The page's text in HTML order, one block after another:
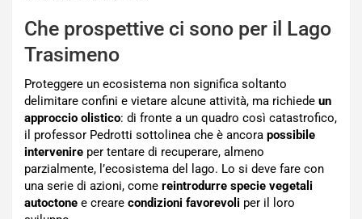
Che prospettive ci sono per il Lago
Trasimeno
Proteggere un ecosistema non significa soltanto
delimitare confini e vietare alcune attività, ma richiede un
approccio olistico: di fronte a un quadro così catastrofico,
il professor Pedrotti sottolinea che è ancora possibile
intervenire per tentare di recuperare, almeno
parzialmente, l’ecosistema del lago. Lo si deve fare con
una serie di azioni, come reintrodurre specie vegetali
autoctone e creare condizioni favorevoli per il loro